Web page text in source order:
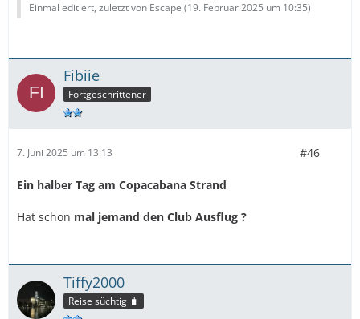
Einmal editiert, zuletzt von Escape (19. Februar 2025 um 10:35)
Fibiie
Fortgeschrittener
7. Juni 2025 um 13:13 #46
Ein halber Tag am Copacabana Strand
Hat schon mal jemand den Club Ausflug ?
Tiffy2000
Reise süchtig 🧳